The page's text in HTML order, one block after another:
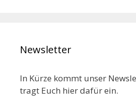
Newsletter
In Kürze kommt unser
tragt Euch hier dafür ein.